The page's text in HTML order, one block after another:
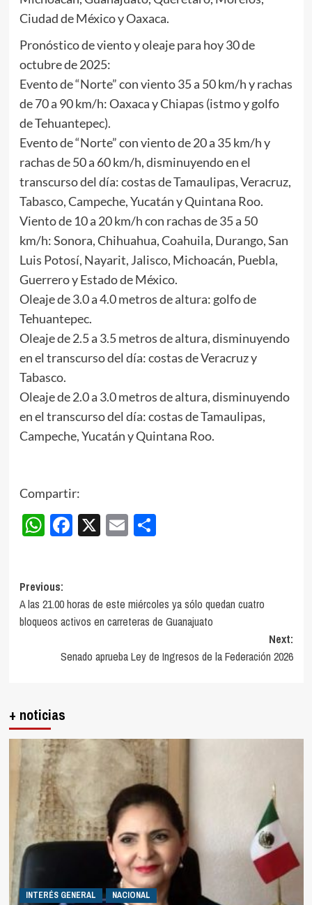
Ciudad de México y Oaxaca.
Pronóstico de viento y oleaje para hoy 30 de
octubre de 2025:
Evento de “Norte” con viento 35 a 50 km/h y rachas
de 70 a 90 km/h: Oaxaca y Chiapas (istmo y golfo
de Tehuantepec).
Evento de “Norte” con viento de 20 a 35 km/h y
rachas de 50 a 60 km/h, disminuyendo en el
transcurso del día: costas de Tamaulipas, Veracruz,
Tabasco, Campeche, Yucatán y Quintana Roo.
Viento de 10 a 20 km/h con rachas de 35 a 50
km/h: Sonora, Chihuahua, Coahuila, Durango, San
Luis Potosí, Nayarit, Jalisco, Michoacán, Puebla,
Guerrero y Estado de México.
Oleaje de 3.0 a 4.0 metros de altura: golfo de
Tehuantepec.
Oleaje de 2.5 a 3.5 metros de altura, disminuyendo
en el transcurso del día: costas de Veracruz y
Tabasco.
Oleaje de 2.0 a 3.0 metros de altura, disminuyendo
en el transcurso del día: costas de Tamaulipas,
Campeche, Yucatán y Quintana Roo.
Compartir:
WhatsApp
Facebook
X EmailCompartir
Post
navigation
Previous:
A las 21.00 horas de este miércoles ya sólo quedan cuatro
bloqueos activos en carreteras de Guanajuato
Next:
Senado aprueba Ley de Ingresos de la Federación 2026
+ noticias
INTERÉS GENERAL NACIONAL